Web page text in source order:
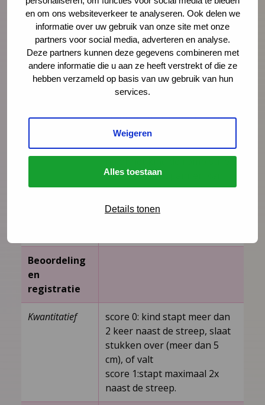
en om ons websiteverkeer te analyseren. Ook delen we
informatie over uw gebruik van onze site met onze
partners voor social media, adverteren en analyse.
Deze partners kunnen deze gegevens combineren met
andere informatie die u aan ze heeft verstrekt of die ze
hebben verzameld op basis van uw gebruik van hun
services.
Weigeren
Alles toestaan
Details tonen
Opdracht
“Kun jij voetje voor voetje
over deze streep lopen?”
Observatie
De onderzoeker observeert
of het kind de hele afstand
van 2 meter voetje voor
voetje over de streep kan
stappen of stukken (> 5 cm)
over te slaan.
Tevens gaat de onderzoeker
de armen ontspannen kan
houden, of dat er veel
onbalans van de romp is
Beoordeling
en
registratie
Kwantitatief
score 0: kind stapt meer dan
2 keer naast de streep, slaat
stukken over (meer dan 5
cm), of valt
score 1:stapt maximaal 2x
naast de streep.